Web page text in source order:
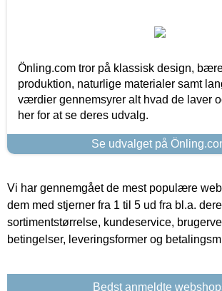
Önling.com tror på klassisk design,
produktion, naturlige materialer samt
værdier gennemsyrer alt hvad de laver
her for at se deres udvalg.
Se udvalget på
Vi har gennemgået de mest populære
dem med stjerner fra 1 til 5 ud fra bl.a.
sortimentstørrelse, kundeservice,
betingelser, leveringsformer og
Bedst anmeldte